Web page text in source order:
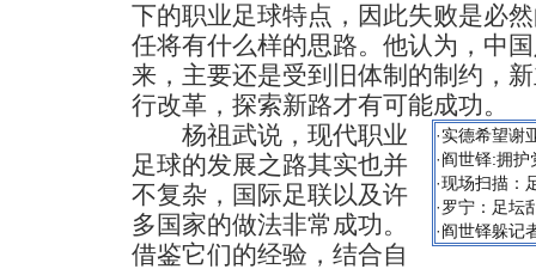
下的职业足球特点，因此失败是必
任将有什么样的思路。他认为，中
来，主要还是受到旧体制的制约，
行改革，探索新路才有可能成功。
·实德希望谢
·阎世铎:拥护
·现场扫描：
·罗宁：足坛
·阎世铎躲记
杨祖武说，现代职业
足球的发展之路其实也并
不复杂，国际足联以及许
多国家的做法非常成功。
借鉴它们的经验，结合自